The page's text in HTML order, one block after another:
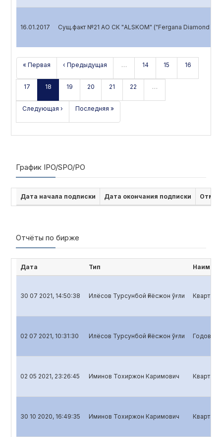
16.01.2017 Сущ.факт №21 АО СК "ALSKOM" ("Fergana Diamond
« Первая ‹ Предыдущая … 14 15 16
17 18 19 20 21 22 …
Следующая › Последняя »
График IPO/SPO/PO
Дата начала подписки Дата окончания подписки
Отчёты по бирже
Дата Тип
30 07 2021, 14:50:38 Илёсов Турсунбой Ғиёсжон ўғли
02 07 2021, 10:31:30 Илёсов Турсунбой Ғиёсжон ўғли Годовой
02 05 2021, 23:26:45 Иминов Тохиржон Каримович
30 10 2020, 16:49:35 Иминов Тохиржон Каримович